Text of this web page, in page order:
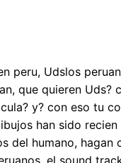
peru, Udslos
que quieren
y? con eso tu
han sido
del humano,